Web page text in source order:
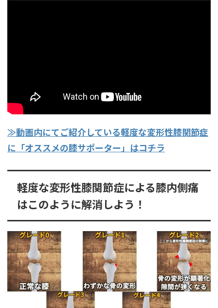
≫動画内にてご紹介している軽度な変形性膝関節症
に「オススメの膝サポーター」はコチラ
軽度な変形性膝関節症による膝内側痛
はこのように解消しよう！